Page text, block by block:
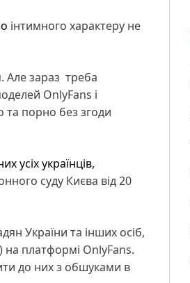
інтимного характеру не
Але зараз треба
OnlyFans і
та порно без згоди
усіх українців,
суду Києва від 20
України та інших осіб,
на платформі OnlyFans.
до них з обшуками в